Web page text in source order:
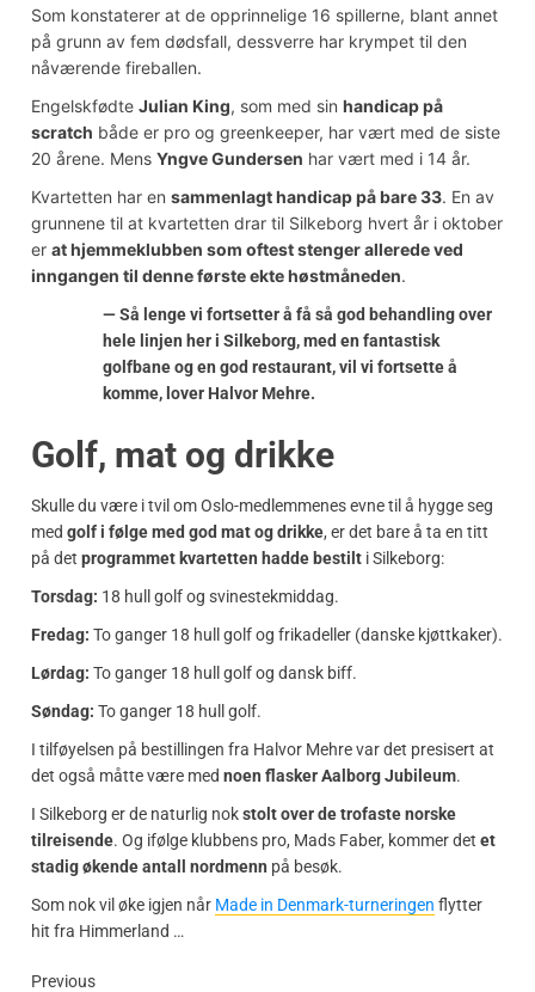
Som konstaterer at de opprinnelige 16 spillerne, blant annet
på grunn av fem dødsfall, dessverre har krympet til den
nåværende fireballen.
Engelskfødte Julian King, som med sin handicap på
scratch både er pro og greenkeeper, har vært med de siste
20 årene. Mens Yngve Gundersen har vært med i 14 år.
Kvartetten har en sammenlagt handicap på bare 33. En av
grunnene til at kvartetten drar til Silkeborg hvert år i oktober
er at hjemmeklubben som oftest stenger allerede ved
inngangen til denne første ekte høstmåneden.
— Så lenge vi fortsetter å få så god behandling over
hele linjen her i Silkeborg, med en fantastisk
golfbane og en god restaurant, vil vi fortsette å
komme, lover Halvor Mehre.
Golf, mat og drikke
Skulle du være i tvil om Oslo-medlemmenes evne til å hygge seg
med golf i følge med god mat og drikke, er det bare å ta en titt
på det programmet kvartetten hadde bestilt i Silkeborg:
Torsdag: 18 hull golf og svinestekmiddag.
Fredag: To ganger 18 hull golf og frikadeller (danske kjøttkaker).
Lørdag: To ganger 18 hull golf og dansk biff.
Søndag: To ganger 18 hull golf.
I tilføyelsen på bestillingen fra Halvor Mehre var det presisert at
det også måtte være med noen flasker Aalborg Jubileum.
I Silkeborg er de naturlig nokstolt over de trofaste norske
tilreisende. Og ifølge klubbens pro, Mads Faber, kommer det et
stadig økende antall nordmenn på besøk.
Som nok vil øke igjen når Made in Denmark-turneringen flytter
hit fra Himmerland …
Previous